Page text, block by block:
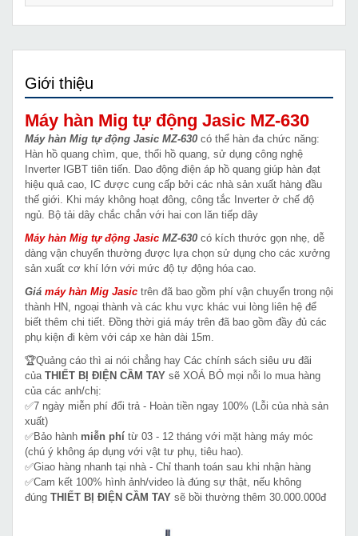
Giới thiệu
Máy hàn Mig tự động Jasic MZ-630
Máy hàn Mig tự động Jasic MZ-630 có thể hàn đa chức năng:
Hàn hồ quang chìm, que, thổi hồ quang, sử dụng công nghệ
Inverter IGBT tiên tiến. Dao động điện áp hồ quang giúp hàn đạt
hiệu quả cao, IC được cung cấp bởi các nhà sản xuất hàng đầu
thế giới. Khi máy không hoạt đông, công tắc Inverter ở chế độ
ngủ. Bộ tải dây chắc chắn với hai con lăn tiếp dây
Máy hàn Mig tự động Jasic MZ-630 có kích thước gọn nhẹ, dễ
dàng vận chuyển thường được lựa chọn sử dụng cho các xưởng
sản xuất cơ khí lớn với mức độ tự động hóa cao.
Giá máy hàn Mig Jasic trên đã bao gồm phí vận chuyển trong nội
thành HN, ngoại thành và các khu vực khác vui lòng liên hệ để
biết thêm chi tiết. Đồng thời giá máy trên đã bao gồm đầy đủ các
phụ kiện đi kèm với cáp xe hàn dài 15m.
🏆Quảng cáo thì ai nói chẳng hay Các chính sách siêu ưu đãi
của THIẾT BỊ ĐIỆN CẦM TAY sẽ XOÁ BỎ mọi nỗi lo mua hàng
của các anh/chị:
✅7 ngày miễn phí đổi trả - Hoàn tiền ngay 100% (Lỗi của nhà sản
xuất)
✅Bảo hành miễn phí từ 03 - 12 tháng với mặt hàng máy móc
(chú ý không áp dụng với vật tư phụ, tiêu hao).
✅Giao hàng nhanh tại nhà - Chỉ thanh toán sau khi nhận hàng
✅Cam kết 100% hình ảnh/video là đúng sự thật, nếu không
đúng THIẾT BỊ ĐIỆN CẦM TAY sẽ bồi thường thêm 30.000.000đ